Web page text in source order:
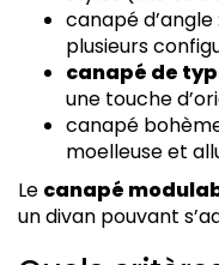
canapé
plusieurs
canapé de
une touche
canapé
moelleuse et
Le canapé
un divan pouvant